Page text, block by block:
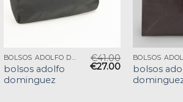
BOLSOS ADOLFO DOMINGUEZ
bolsos adolfo
dominguez
€41.00
€27.00
bolsos